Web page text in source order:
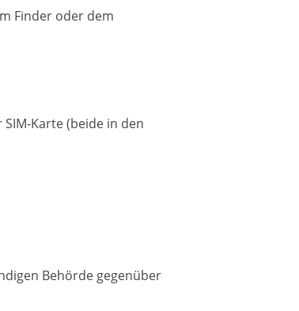
Finder oder dem
Karte (beide in den
Behörde gegenüber